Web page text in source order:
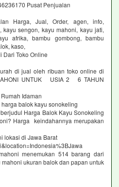
Pusat Penjualan
Harga, Jual, Order, agen, info,
sengon, kayu mahoni, kayu jati,
afrika, bambu gombong, bambu
kaso,
Dari Toko Online
di jual oleh ribuan toko online di
UNTUK USIA 2 6 TAHUN
Idaman
balok kayu sonokeling
Harga Balok Kayu Sonokeling
Harga keindahannya merupakan
lokasi di Jawa Barat
menemukan 514 barang dari
ukuran balok dan papan untuk